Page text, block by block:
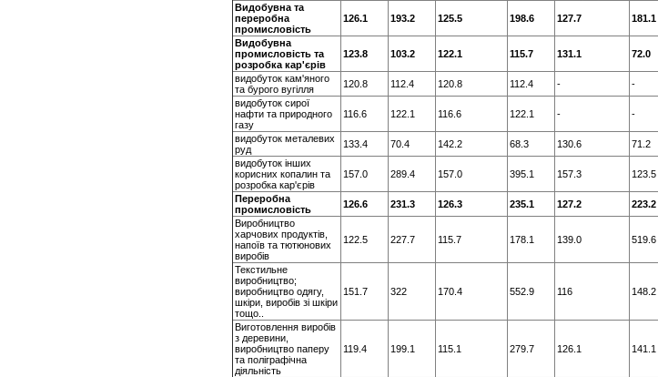
Видобувна та
переробна
промисловість
126.1 193.2 125.5 198.6 127.7 181.1
Видобувна
промисловість та
розробка кар'єрів
123.8 103.2 122.1 115.7 131.1 72.0
видобуток кам'яного
та бурого вугілля
120.8 112.4 120.8 112.4 -
-
видобуток сирої
нафти та природного
газу
116.6 122.1 116.6 122.1 - -
видобуток металевих
руд
133.4 70.4 142.2 68.3 130.6
71.2
видобуток інших
корисних копалин та
розробка кар'єрів
157.0 289.4 157.0 395.1 157.3 123.5
Переробна
промисловість
126.6 231.3 126.3 235.1 127.2
223.2
Виробництво
харчових продуктів,
напоїв та тютюнових
виробів
122.5 227.7 115.7 178.1 139.0 519.6
Текстильне
виробництво;
виробництво одягу,
шкіри, виробів зі шкіри
тощо..
151.7 322 170.4 552.9 116 148.2
Виготовлення виробів
з деревини,
виробництво паперу
та поліграфічна
діяльність
119.4 199.1 115.1 279.7 126.1 141.1